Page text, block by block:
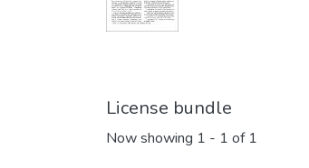
License bundle
Now showing 1 - 1 of 1